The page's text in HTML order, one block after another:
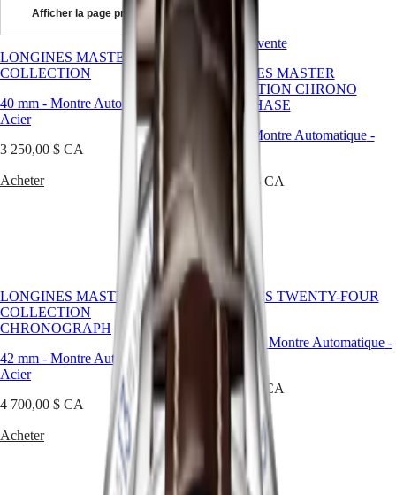
Montres
Master
MASTER
COLLECTION
MASTER
COLLECTION
CHRONOGRAPH
COLLECTION
MOONPHASE
LONGINES
COLLECTION
Conquest
CONQUEST
CLASSIC
CONQUEST
CHRONOGRAPH
HYDROCONQUEST
HYDROCONQUEST
Afrique
South
Africa
Amérique
(En)
Canada
México
Australia
中
國
국
Kong
Afficher la page précédente
LONGINES MASTER
COLLECTION
40 mm - Montre Automatique
Acier
3 250,00 $ CA
Acheter
Meilleure vente
LONGINES MASTER
COLLECTION CHRONO
MOONPHASE
42 mm
Montre Automatique-
5 550,00 $ CA
LONGINES MASTER
COLLECTION
CHRONOGRAPH
42 mm - Montre Automatique
Acier
4 700,00 $ CA
Acheter
LONGINES TWENTY-FOUR
HOURS
Montre Automatique-
5 300,00 $ CA
Acheter